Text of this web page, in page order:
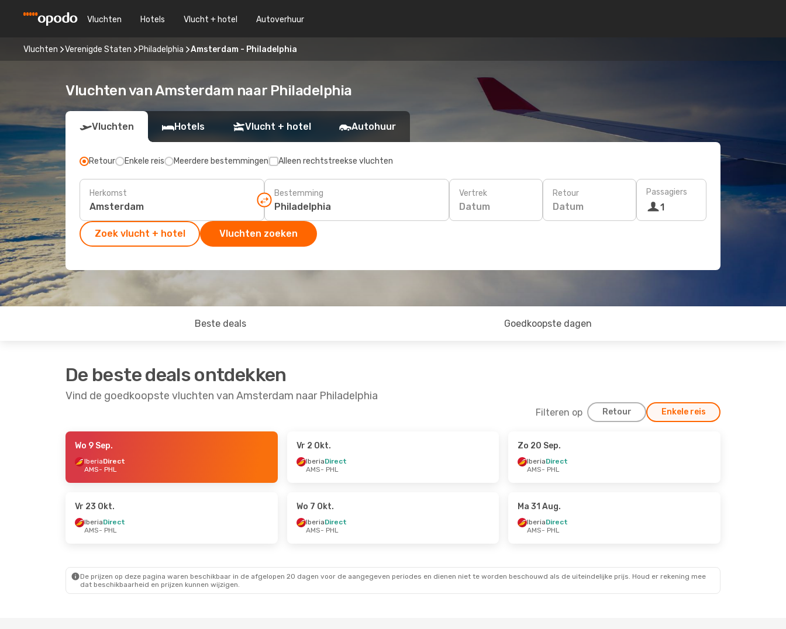
Vluchten Hotels Vlucht + hotel Autoverhuur
Vluchten Verenigde Staten Philadelphia Amsterdam - Philadelphia
Vluchten van Amsterdam naar Philadelphia
Vluchten Hotels Vlucht + hotel Autohuur
Retour Enkele reis Meerdere bestemmingen Alleen rechtstreekse vluchten
Herkomst Bestemming Vertrek
Datum
Retour
Datum
Passagiers
1
Zoek vlucht + hotel Vluchten zoeken
Beste deals Goedkoopste dagen
De beste deals ontdekken
Vind de goedkoopste vluchten van Amsterdam naar Philadelphia
Filteren op Retour Enkele reis
- Wo 14 Okt.
1 Stop
- Di 22 Sep.
- AMS
Wo 9 Sep.
IberiaDirect
AMS- PHL
Vr 2 Okt.
IberiaDirect
AMS- PHL
Zo 20 Sep.
IberiaDirect
AMS- PHL
Vr 23 Okt.
IberiaDirect
AMS- PHL
Wo 7 Okt.
IberiaDirect
AMS- PHL
Ma 31 Aug.
IberiaDirect
AMS- PHL
De prijzen op deze pagina waren beschikbaar in de afgelopen 20 dagen voor de aangegeven periodes en dienen niet te worden beschouwd als de uiteindelijke prijs. Houd er rekening mee
dat beschikbaarheid en prijzen kunnen wijzigen.